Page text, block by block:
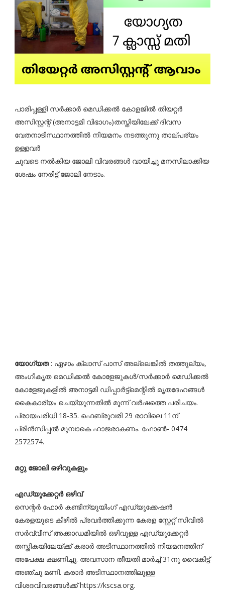
പാരിപ്പള്ളി സര്‍ക്കാര്‍ മെഡിക്കല്‍ കോളജില്‍ തിയറ്റര്‍
അസിസ്റ്റന്റ് (അനാട്ടമി വിഭാഗം)തസ്തിയിലേക്ക് ദിവസ
വേതനാടിസ്ഥാനത്തില്‍ നിയമനം നടത്തുന്നു താല്പര്യം
ഉള്ളവർ
ചുവടെ നൽകിയ ജോലി വിവരങ്ങൾ വായിച്ചു മനസിലാക്കിയ
ശേഷം നേരിട്ട് ജോലി നേടാം.
യോഗ്യത: ഏഴാം ക്ലാസ് പാസ് അല്ലെങ്കില്‍ തത്തുല്യം,
അംഗീകൃത മെഡിക്കല്‍ കോളേജുകള്‍/സര്‍ക്കാര്‍ മെഡിക്കല്‍
കോളേജുകളില്‍ അനാട്ടമി ഡിപ്പാര്‍ട്ട്മെന്റില്‍ മൃതദേഹങ്ങള്‍
കൈകാര്യം ചെയ്യുന്നതില്‍ മൂന്ന് വര്‍ഷത്തെ പരിചയം.
പ്രായപരിധി 18-35. ഫെബ്രുവരി 29 രാവിലെ 11ന്
പ്രിന്‍സിപ്പല്‍ മുമ്പാകെ ഹാജരാകണം. ഫോണ്‍- 0474
2572574.
മറ്റു ജോലി ഒഴിവുകളും
എഡ്യൂക്കേറ്റർ ഒഴിവ്
സെന്റർ ഫോർ കണ്ടിന്യൂയിംഗ് എഡ്യൂക്കേഷൻ
കേരളയുടെ കീഴിൽ പ്രവർത്തിക്കുന്ന കേരള സ്റ്റേറ്റ് സിവിൽ
സർവ്വീസ് അക്കാഡമിയിൽ ഒഴിവുള്ള എഡ്യൂക്കേറ്റർ
തസ്തികയിലേയ്ക്ക് കരാർ അടിസ്ഥാനത്തിൽ നിയമനത്തിന്
അപേക്ഷ ക്ഷണിച്ചു. അവസാന തീയതി മാർച്ച് 31നു വൈകിട്ട്
അഞ്ചു മണി. കരാർ അടിസ്ഥാനത്തിലുള്ള
വിശദവിവരങ്ങൾക്ക് https://kscsa.org.